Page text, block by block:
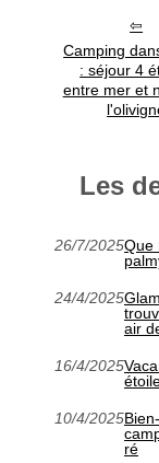
Camping
: séjour 4
entre mer et
Les
26/7/2025Que
24/4/2025
air
16/4/2025
10/4/2025
ré